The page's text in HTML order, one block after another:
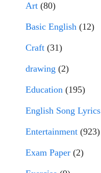
Art (80)
Basic English (12)
Craft (31)
drawing (2)
Education (195)
English Song Lyrics
Entertainment (923)
Exam Paper (2)